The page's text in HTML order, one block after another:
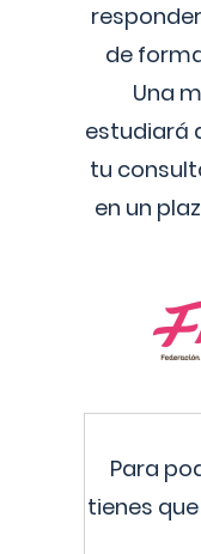
de
Una
estudiará
tu
en un
Para
tienes que